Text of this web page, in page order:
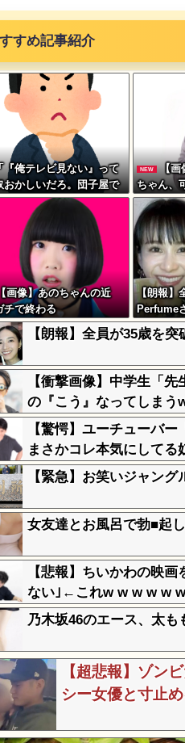
すめ記事紹介
『俺テレビ見ない』って
おかしいだろ。団子屋で
食べない』って言う
NEW
【画
ちゃん、
ッ刺さり
画像】あのちゃんの近
チで終わる
【朗報】
Perfume
【朗報】全員が35歳を
【衝撃画像】中学生「
の『こう』なってしま
【驚愕】ユーチューバ
まさかコレ本気にして
【緊急】お笑いジャン
女友達とお風呂で勃■起
【悲報】ちいかわの映
ない｣←これw w w w w
乃木坂46のエース、太
【超悲報】ゾン
シー女優と寸止